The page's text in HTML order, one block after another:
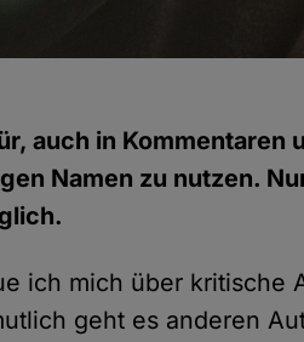
auch in Kommentaren
Namen zu nutzen.
ich mich über kritische
geht es anderen